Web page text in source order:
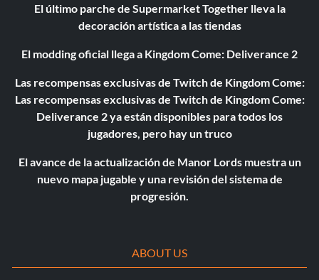
El último parche de Supermarket Together lleva la
decoración artística a las tiendas
El modding oficial llega a Kingdom Come: Deliverance 2
Las recompensas exclusivas de Twitch de Kingdom Come:
Las recompensas exclusivas de Twitch de Kingdom Come:
Deliverance 2 ya están disponibles para todos los
jugadores, pero hay un truco
El avance de la actualización de Manor Lords muestra un
nuevo mapa jugable y una revisión del sistema de
progresión.
ABOUT US